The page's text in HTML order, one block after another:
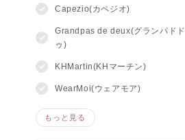
Capezio(カペジオ)
Grandpas de deux(グランパドド
ゥ)
KHMartin(KHマーチン)
WearMoi(ウェアモア)
もっと見る